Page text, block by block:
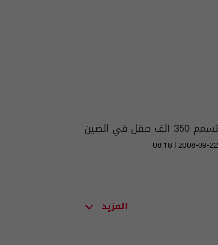
تسمم 350 ألف طفل في الصين
08:18 | 2008-09-22
المزيد